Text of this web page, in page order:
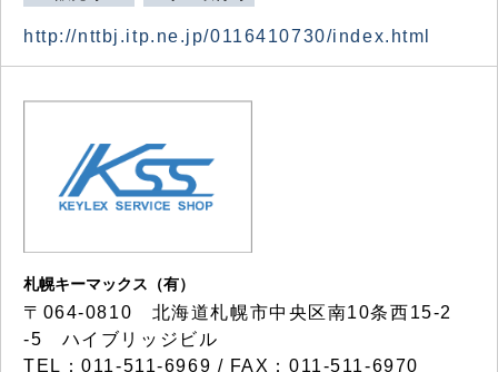
http://nttbj.itp.ne.jp/0116410730/index.html
札幌キーマックス（有）
〒064-0810 北海道札幌市中央区南10条西15-2
-5 ハイブリッジビル
TEL：011-511-6969 / FAX：011-511-6970